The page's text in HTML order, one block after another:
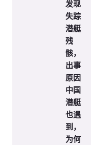
发现
失踪
潜艇
残
骸，
出事
原因
中国
潜艇
也遇
到，
为何